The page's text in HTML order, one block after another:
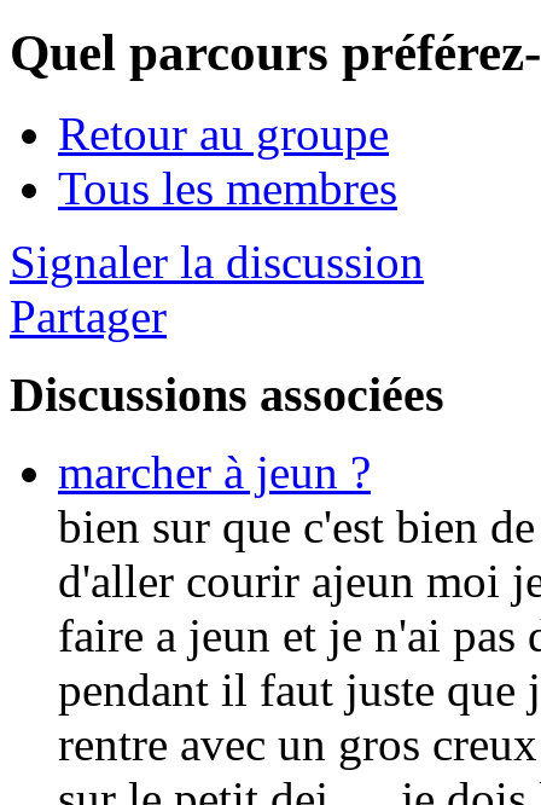
Quel parcours
Retour au groupe
Tous les membres
Signaler la discussion
Partager
Discussions associées
marcher à jeun ?
bien sur que c'est bien
d'aller courir ajeun moi
faire a jeun et je n'ai pas
pendant il faut juste que
rentre avec un gros